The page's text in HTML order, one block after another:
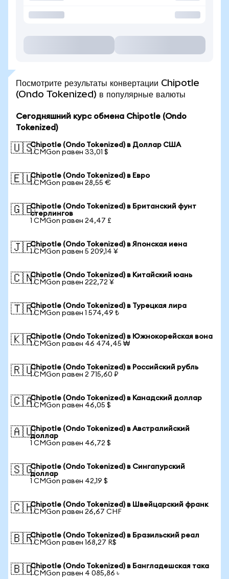
Посмотрите результаты конвертации Chipotle
(Ondo Tokenized) в популярные валюты
Сегодняшний курс обмена Chipotle (Ondo
Tokenized)
🇺🇸Chipotle (Ondo Tokenized) в Доллар США
1 CMGon равен 33,01 $
🇪🇺Chipotle (Ondo Tokenized) в Евро
1 CMGon равен 28,55 €
🇬🇧Chipotle (Ondo Tokenized) в Британский фунт
стерлингов
1 CMGon равен 24,47 £
🇯🇵Chipotle (Ondo Tokenized) в Японская иена
1 CMGon равен 5 209,14 ¥
🇨🇳Chipotle (Ondo Tokenized) в Китайский юань
1 CMGon равен 222,72 ¥
🇹🇷Chipotle (Ondo Tokenized) в Турецкая лира
1 CMGon равен 1 574,49 ₺
🇰🇷Chipotle (Ondo Tokenized) в Южнокорейская вона
1 CMGon равен 46 474,45 ₩
🇷🇺Chipotle (Ondo Tokenized) в Российский рубль
1 CMGon равен 2 715,60 ₽
🇨🇦Chipotle (Ondo Tokenized) в Канадский доллар
1 CMGon равен 46,05 $
🇦🇺Chipotle (Ondo Tokenized) в Австралийский
доллар
1 CMGon равен 46,72 $
🇸🇬Chipotle (Ondo Tokenized) в Сингапурский
доллар
1 CMGon равен 42,19 $
🇨🇭Chipotle (Ondo Tokenized) в Швейцарский франк
1 CMGon равен 26,67 CHF
🇧🇷Chipotle (Ondo Tokenized) в Бразильский реал
1 CMGon равен 168,27 R$
🇧🇩Chipotle (Ondo Tokenized) в Бангладешская така
1 CMGon равен 4 085,86 ৳